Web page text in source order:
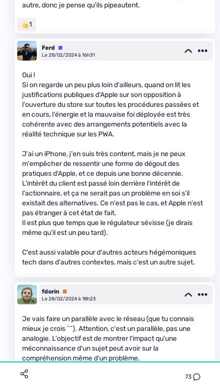
73
autre, donc je pense qu'ils pipeautent.
1
Ferd
Équipe
Le 28/02/2024 à 16h31
Oui !
Si on regarde un peu plus loin d'ailleurs, quand on lit les
justifications publiques d'Apple sur son opposition à
l'ouverture du store sur toutes les procédures passées et
en cours, l'énergie et la mauvaise foi déployée est très
cohérente avec des arrangements potentiels avec la
réalité technique sur les PWA.
J'ai un iPhone, j'en suis très content, mais je ne peux
m'empêcher de ressentir une forme de dégout des
pratiques d'Apple, et ce depuis une bonne décennie.
L'intérêt du client est passé loin derrière l'intérêt de
l'actionnaire, et ça ne serait pas un problème en soi s'il
existait des alternatives. Ce n'est pas le cas, et Apple n'est
pas étranger à cet état de fait.
Il est plus que temps que le régulateur sévisse (je dirais
même qu'il est un peu tard).
C'est aussi valable pour d'autres acteurs hégémoniques
tech dans d'autres contextes, mais c'est un autre sujet.
fdorin
Premium
Le 28/02/2024 à 18h23
Je vais faire un parallèle avec le réseau (que tu connais
mieux je crois ^^). Attention, c'est un parallèle, pas une
analogie. L'objectif est de montrer l'impact qu'une
méconnaissance d'un sujet peut avoir sur la
compréhension même d'un problème.
Contexte de base : tu es un opérateur réseau, et pour des